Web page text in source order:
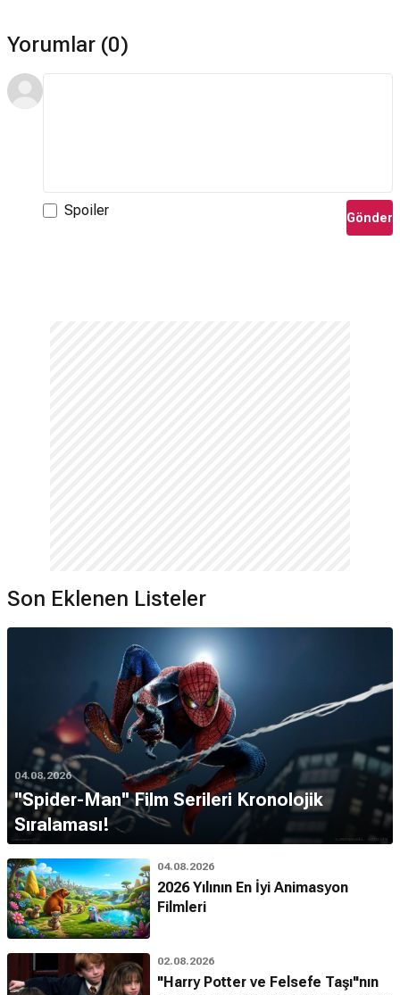
Yorumlar (0)
Spoiler Gönder
Son Eklenen Listeler
04.08.2026
''Spider-Man'' Film Serileri Kronolojik
Sıralaması!
04.08.2026
2026 Yılının En İyi Animasyon
Filmleri
02.08.2026
"Harry Potter ve Felsefe Taşı"nın